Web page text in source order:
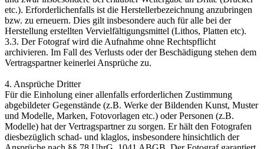
etc.). Erforderlichenfalls ist die Herstellerbezeichnung anzubringen
bzw. zu erneuern. Dies gilt insbesondere auch für alle bei der
Herstellung erstellten Vervielfältigungsmittel (Lithos, Platten etc).
3.3. Der Fotograf wird die Aufnahme ohne Rechtspflicht
archivieren. Im Fall des Verlusts oder der Beschädigung stehen dem
Vertragspartner keinerlei Ansprüche zu.
4. Ansprüche Dritter
Für die Einholung einer allenfalls erforderlichen Zustimmung
abgebildeter Gegenstände (z.B. Werke der Bildenden Kunst, Muster
und Modelle, Marken, Fotovorlagen etc.) oder Personen (z.B.
Modelle) hat der Vertragspartner zu sorgen. Er hält den Fotografen
diesbezüglich schad- und klaglos, insbesondere hinsichtlich der